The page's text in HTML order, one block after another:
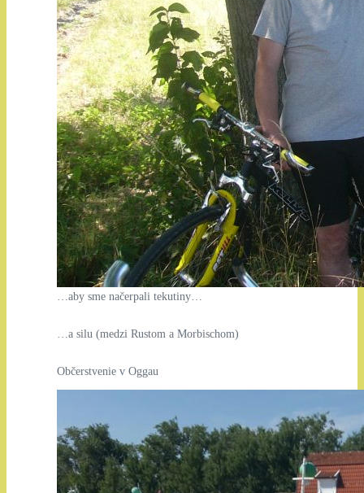
…aby sme načerpali tekutiny…
…a silu (medzi Rustom a Morbischom)
Občerstvenie v Oggau